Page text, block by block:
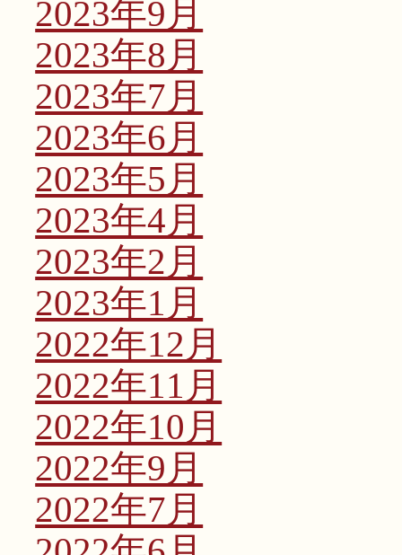
2023年9月
2023年8月
2023年7月
2023年6月
2023年5月
2023年4月
2023年2月
2023年1月
2022年12月
2022年11月
2022年10月
2022年9月
2022年7月